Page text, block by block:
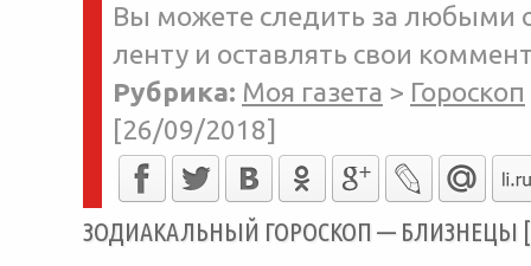
Вы можете следить за любыми
ленту и оставлять свои
Рубрика: Моя газета > Гороскоп
[26/09/2018]
ЗОДИАКАЛЬНЫЙ ГОРОСКОП — БЛИЗНЕЦЫ